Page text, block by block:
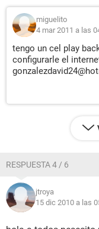
miguelito
4 mar 2011 a las
tengo un cel play
configurarle el
RESPUESTA 4 / 6
jtroya
15 dic 2010 a las